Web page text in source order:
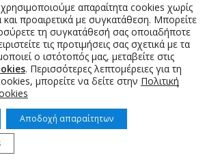
€
| Powered by idcs
απαραίτητα cookies χωρίς
προαιρετικά με συγκατάθεση. Μπορείτε
τη συγκατάθεσή σας οποιαδήποτε
τις προτιμήσεις σας σχετικά με τα
ο ιστότοπός μας, μεταβείτε στις
. Περισσότερες λεπτομέρειες για τη
μπορείτε να δείτε στην Πολιτική
Αποδοχή απαραίτητων